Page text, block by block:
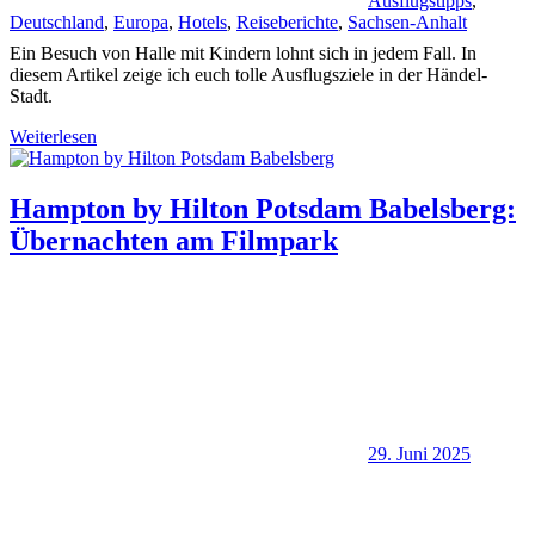
Deutschland, Europa, Hotels, Reiseberichte, Sachsen-Anhalt
Ein Besuch von Halle mit Kindern lohnt sich in jedem Fall. In
diesem Artikel zeige ich euch tolle Ausflugsziele in der Händel-
Stadt.
Weiterlesen
Hampton by Hilton Potsdam Babelsberg:
Übernachten am Filmpark
29. Juni 2025